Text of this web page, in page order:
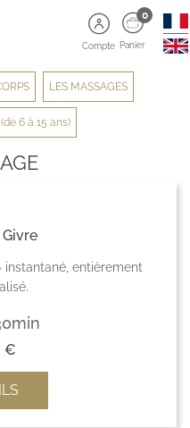
Compte
0
Panier
LES MASSAGES
LES PITCHOUNES (de 6 à 15 ans)
instantané, entièrement
€